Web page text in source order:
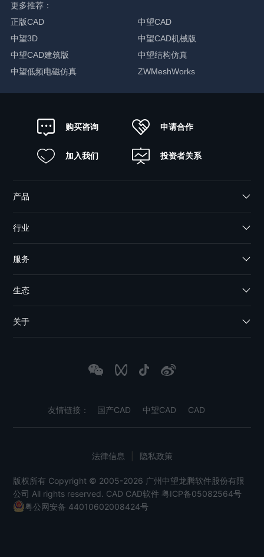
更多推荐：
正版CAD
中望CAD
中望3D
中望CAD机械版
中望CAD建筑版
中望结构仿真
中望低频电磁仿真
ZWMeshWorks
购买咨询 申请合作
加入我们 投资者关系
产品
行业
服务
生态
关于
友情链接： 国产CAD 中望CAD CAD
版权所有 Copyright © 2005-2026 广州中望龙腾软件股份有限
公司 All rights reserved. CAD CAD软件 粤ICP备05082564号
粤公网安备 44010602008424号
法律信息 隐私政策